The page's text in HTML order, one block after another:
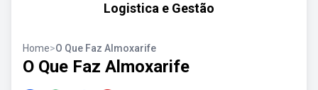
Logistica e Gestão
Home>O Que Faz Almoxarife
O Que Faz Almoxarife